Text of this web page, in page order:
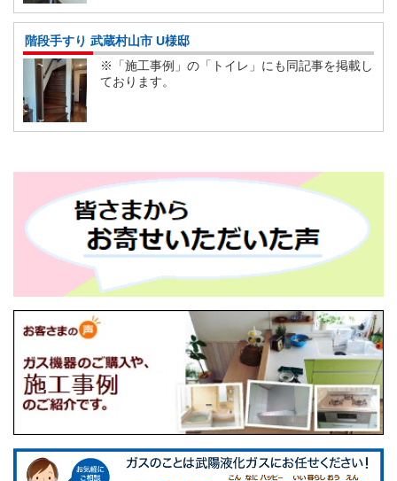
階段手すり 武蔵村山市 U様邸
※「施工事例」の「トイレ」にも同記事を掲載し
ております。